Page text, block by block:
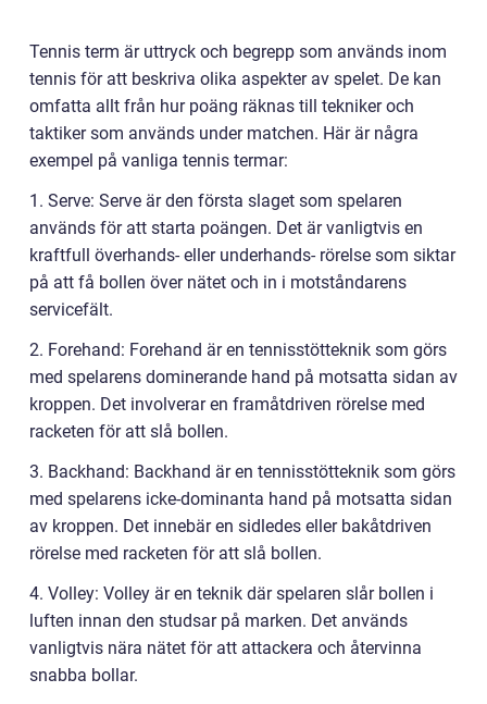
Tennis term är uttryck och begrepp som används inom
tennis för att beskriva olika aspekter av spelet. De kan
omfatta allt från hur poäng räknas till tekniker och
taktiker som används under matchen. Här är några
exempel på vanliga tennis termar:
1. Serve: Serve är den första slaget som spelaren
används för att starta poängen. Det är vanligtvis en
kraftfull överhands- eller underhands- rörelse som siktar
på att få bollen över nätet och in i motståndarens
servicefält.
2. Forehand: Forehand är en tennisstötteknik som görs
med spelarens dominerande hand på motsatta sidan av
kroppen. Det involverar en framåtdriven rörelse med
racketen för att slå bollen.
3. Backhand: Backhand är en tennisstötteknik som görs
med spelarens icke-dominanta hand på motsatta sidan
av kroppen. Det innebär en sidledes eller bakåtdriven
rörelse med racketen för att slå bollen.
4. Volley: Volley är en teknik där spelaren slår bollen i
luften innan den studsar på marken. Det används
vanligtvis nära nätet för att attackera och återvinna
snabba bollar.